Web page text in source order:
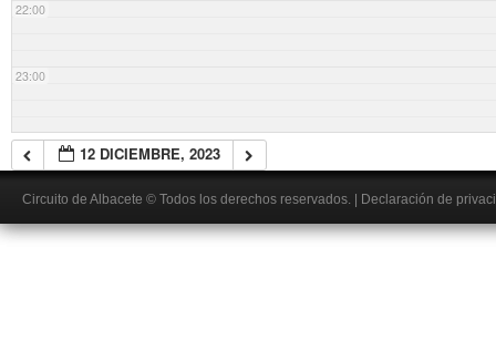
22:00
23:00
12 DICIEMBRE, 2023
Circuito de Albacete © Todos los derechos reservados. Declaración de